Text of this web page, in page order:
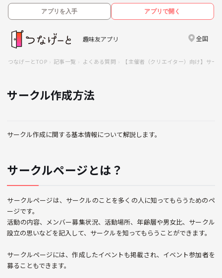
アプリを入手 アプリで開く
趣味友アプリ 全国
つなげーとTOP 記事一覧 よくある質問 【主催者（クリエイター）向け】サー
サークル作成方法
サークル作成に関する基本情報について解説します。
サークルページとは？
サークルページは、サークルのことを多くの人に知ってもらうためのペ
ージです。
活動の内容、メンバー募集状況、活動場所、年齢層や男女比、サークル
設立の思いなどを記入して、サークルを知ってもらうことができます。
サークルページには、作成したイベントも掲載され、イベント参加者を
募ることもできます。